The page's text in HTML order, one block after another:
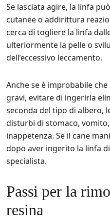
Se lasciata agire, la linfa
cutanee o addirittura
cerca di togliere la linfa
ulteriormente la pelle o
dell’eccessivo leccamento.
Anche se è improbabile
gravi, evitare di ingerirla
seconda del tipo di albero,
disturbi di stomaco,
inappetenza. Se il cane
dopo aver ingerito la linfa
specialista.
Passi per la
resina